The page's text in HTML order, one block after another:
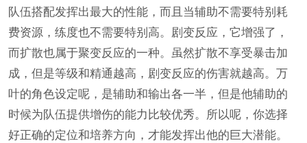
队伍搭配发挥出最大的性能，而且当辅助不需要特别耗
费资源，练度也不需要特别高。剧变反应，它增强了，
而扩散也属于聚变反应的一种。虽然扩散不享受暴击加
成，但是等级和精通越高，剧变反应的伤害就越高。万
叶的角色设定呢，是辅助和输出各一半，但是他辅助的
时候为队伍提供增伤的能力比较优秀。所以呢，你选择
好正确的定位和培养方向，才能发挥出他的巨大潜能。